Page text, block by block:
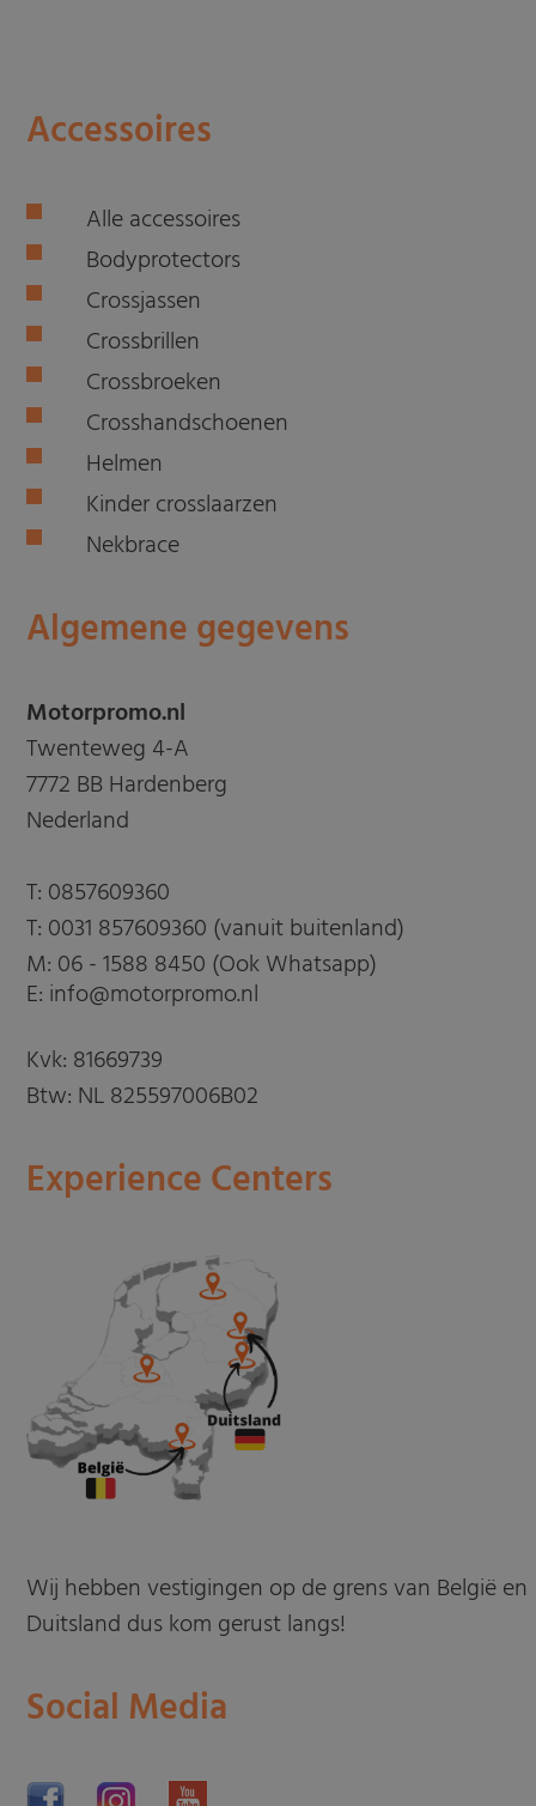
Accessoires
Alle accessoires
Bodyprotectors
Crossjassen
Crossbrillen
Crossbroeken
Crosshandschoenen
Helmen
Kinder crosslaarzen
Nekbrace
Algemene gegevens
Motorpromo.nl
Twenteweg 4-A
7772 BB Hardenberg
Nederland
T: 0857609360
T: 0031 857609360 (vanuit buitenland)
M: 06 - 1588 8450 (Ook Whatsapp)
E: info@motorpromo.nl
Kvk: 81669739
Btw: NL 825597006B02
Experience Centers
Wij hebben vestigingen op de grens van België en
Duitsland dus kom gerust langs!
Social Media